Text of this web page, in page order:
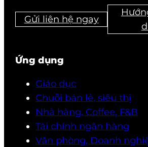
Gửi liên hệ ngay
Ứng dụng
Giáo dục
Chuỗi bán lẻ, siêu thị
Nhà hàng, Coffee, F&B
Tài chính ngân hàng
Văn phòng, Doanh